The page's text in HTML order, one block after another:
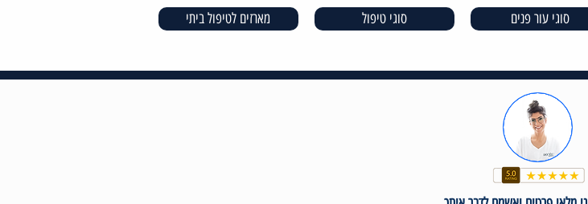
סוגי עור פנים סוגי טיפול מארזים לטיפול ביתי